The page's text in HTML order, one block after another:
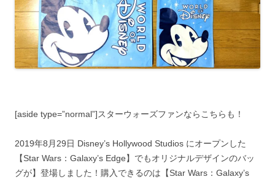
[aside type=”normal”]スターウォーズファンならこちらも！
2019年8月29日 Disney’s Hollywood Studios にオープンした
【Star Wars：Galaxy’s Edge】でもオリジナルデザインのバッ
グが】登場しました！購入できるのは【Star Wars：Galaxy’s